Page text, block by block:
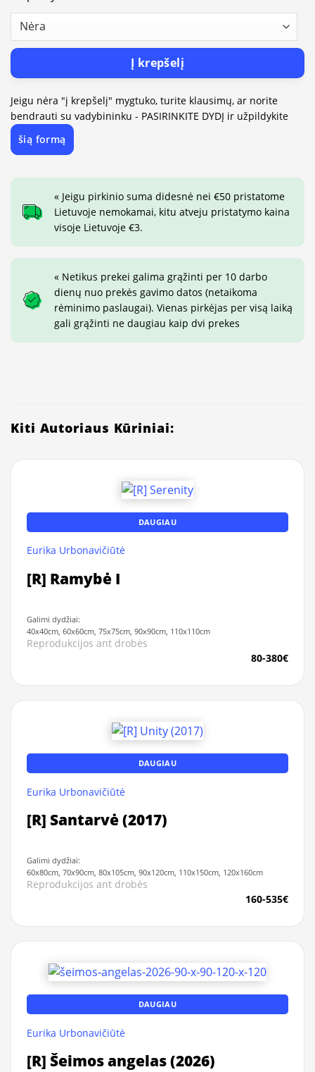
Į krepšelį
Jeigu nėra "į krepšelį" mygtuko, turite klausimų, ar norite
bendrauti su vadybininku - PASIRINKITE DYDĮ ir užpildykite
šią formą
« Jeigu pirkinio suma didesnė nei €50 pristatome
Lietuvoje nemokamai, kitu atveju pristatymo kaina
visoje Lietuvoje €3.
« Netikus prekei galima grąžinti per 10 darbo
dienų nuo prekės gavimo datos (netaikoma
rėminimo paslaugai). Vienas pirkėjas per visą laiką
gali grąžinti ne daugiau kaip dvi prekes
Kiti Autoriaus Kūriniai:
DAUGIAU
Eurika Urbonavičiūtė
[R] Ramybė I
Galimi dydžiai:
40x40cm, 60x60cm, 75x75cm, 90x90cm, 110x110cm
Reprodukcijos ant drobės
80-380€
DAUGIAU
Eurika Urbonavičiūtė
[R] Santarvė (2017)
Galimi dydžiai:
60x80cm, 70x90cm, 80x105cm, 90x120cm, 110x150cm, 120x160cm
Reprodukcijos ant drobės
160-535€
DAUGIAU
Eurika Urbonavičiūtė
[R] Šeimos angelas (2026)